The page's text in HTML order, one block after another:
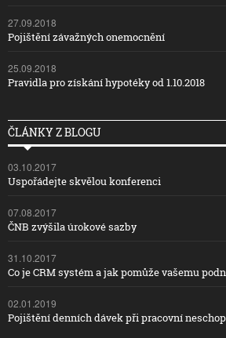
27.09.2018
Pojištění závažných onemocnění
25.09.2018
Pravidla pro získání hypotéky od 1.10.2018
ČLÁNKY Z BLOGU
03.10.2017
Uspořádejte skvělou konferenci
07.08.2017
ČNB zvýšila úrokové sazby
31.10.2017
Co je CRM systém a jak pomůže vašemu
02.01.2019
Pojištění denních dávek při pracovní